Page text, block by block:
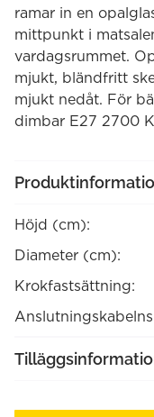
ramar in en
mittpunkt i
vardagsrummet.
mjukt, bländfritt
mjukt nedåt. För
dimbar E27 2700
Höjd (cm):
Diameter (cm):
Krokfastsättning: